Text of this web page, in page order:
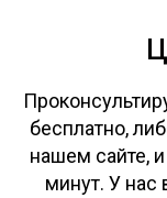
бесплатно,
нашем сайте,
минут. У нас